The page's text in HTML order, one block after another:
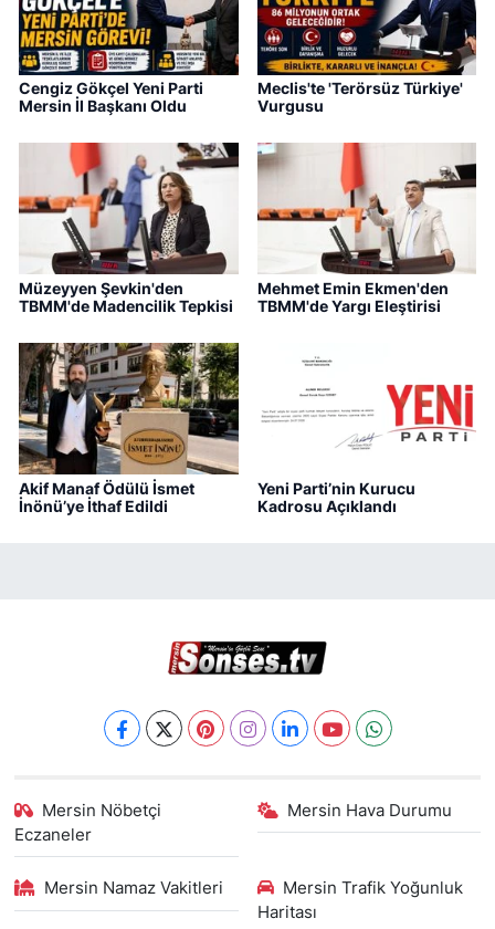
Cengiz Gökçel Yeni Parti
Mersin İl Başkanı Oldu
Meclis'te 'Terörsüz Türkiye'
Vurgusu
Müzeyyen Şevkin'den
TBMM'de Madencilik Tepkisi
Mehmet Emin Ekmen'den
TBMM'de Yargı Eleştirisi
Akif Manaf Ödülü İsmet
İnönü’ye İthaf Edildi
Yeni Parti’nin Kurucu
Kadrosu Açıklandı
Mersin Nöbetçi
Eczaneler
Mersin Hava Durumu
Mersin Namaz Vakitleri
Mersin Trafik Yoğunluk
Haritası